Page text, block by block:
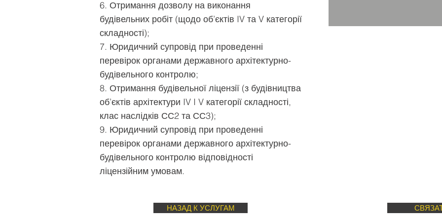
6. Отримання дозволу на виконання
будівельних робіт (щодо об’єктів IV та V категорії
складності);
7. Юридичний супровід при проведенні
перевірок органами державного архітектурно-
будівельного контролю;
8. Отримання будівельної ліцензії (з будівництва
об’єктів архітектури IV I V категорії складності,
клас наслідків СС2 та СС3);
9. Юридичний супровід при проведенні
перевірок органами державного архітектурно-
будівельного контролю відповідності
ліцензійним умовам.
НАЗАД К УСЛУГАМ